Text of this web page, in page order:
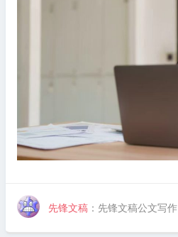
先锋文稿 ：先锋文稿公文写作